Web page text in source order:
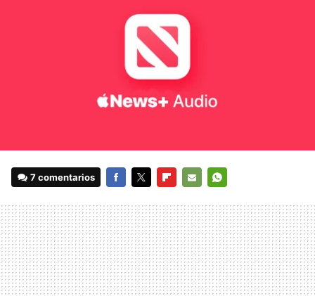
7 comentarios
MAIL